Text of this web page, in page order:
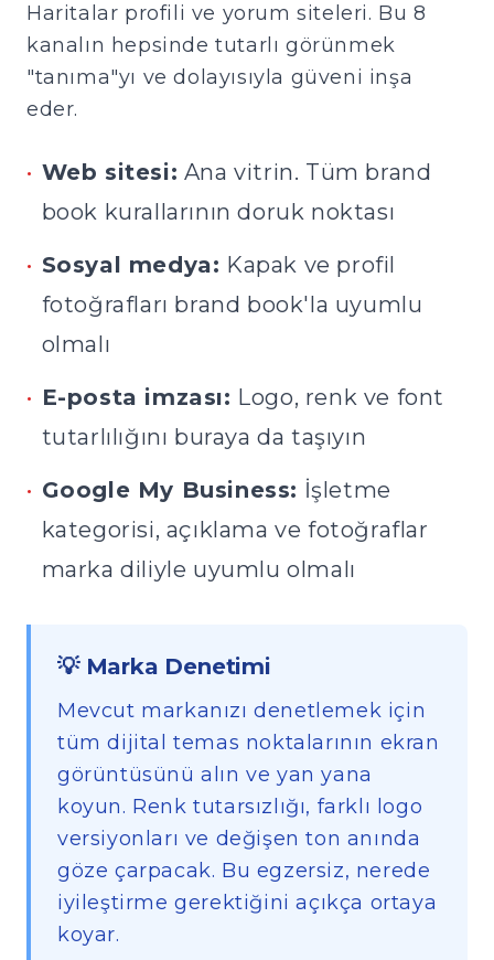
Haritalar profili ve yorum siteleri. Bu 8
kanalın hepsinde tutarlı görünmek
"tanıma"yı ve dolayısıyla güveni inşa
eder.
• Web sitesi: Ana vitrin. Tüm brand
book kurallarının doruk noktası
• Sosyal medya: Kapak ve profil
fotoğrafları brand book'la uyumlu
olmalı
• E-posta imzası: Logo, renk ve font
tutarlılığını buraya da taşıyın
• Google My Business: İşletme
kategorisi, açıklama ve fotoğraflar
marka diliyle uyumlu olmalı
💡 Marka Denetimi
Mevcut markanızı denetlemek için
tüm dijital temas noktalarının ekran
görüntüsünü alın ve yan yana
koyun. Renk tutarsızlığı, farklı logo
versiyonları ve değişen ton anında
göze çarpacak. Bu egzersiz, nerede
iyileştirme gerektiğini açıkça ortaya
koyar.